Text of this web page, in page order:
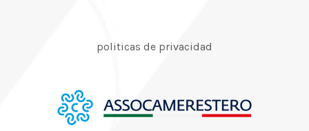
politicas de privacidad